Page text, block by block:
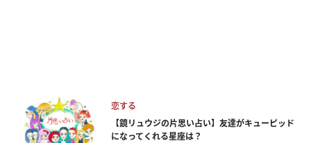
恋する
【鏡リュウジの片思い占い】友達がキューピッド
になってくれる星座は？